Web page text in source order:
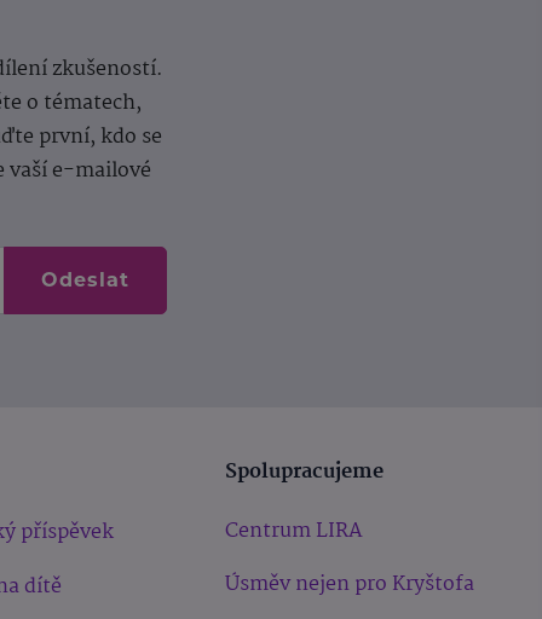
zkušeností.
o tématech,
první, kdo se
vaší e-mailové
Odeslat
příspěvek
dítě
Spolupracujeme
Centrum LIRA
Úsměv nejen pro Kryštofa